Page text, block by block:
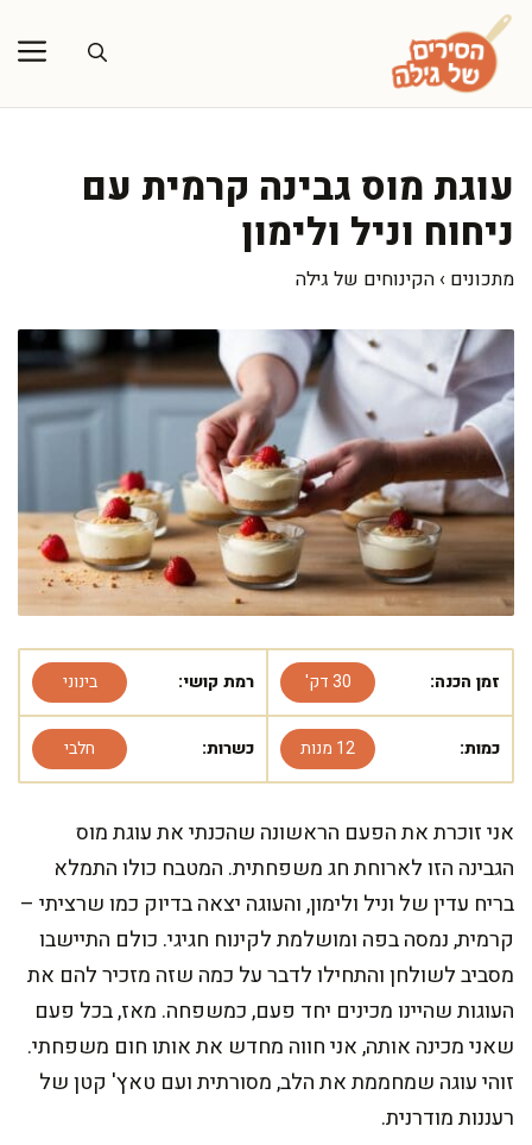
לדלג
לתוכן
עוגת מוס גבינה קרמית עם
ניחוח וניל ולימון
מתכונים › הקינוחים של גילה
זמן הכנה: 30 דק' רמת קושי: בינוני
כמות: 12 מנות כשרות: חלבי
אני זוכרת את הפעם הראשונה שהכנתי את עוגת מוס
הגבינה הזו לארוחת חג משפחתית. המטבח כולו התמלא
בריח עדין של וניל ולימון, והעוגה יצאה בדיוק כמו שרציתי –
קרמית, נמסה בפה ומושלמת לקינוח חגיגי. כולם התיישבו
מסביב לשולחן והתחילו לדבר על כמה שזה מזכיר להם את
העוגות שהיינו מכינים יחד פעם, כמשפחה. מאז, בכל פעם
שאני מכינה אותה, אני חווה מחדש את אותו חום משפחתי.
זוהי עוגה שמחממת את הלב, מסורתית ועם טאץ' קטן של
רעננות מודרנית.